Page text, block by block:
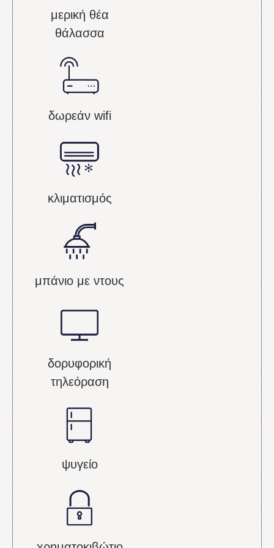
Superior Room
Deluxe Room
μερική θέα
θάλασσα
δωρεάν wifi
κλιματισμός
μπάνιο με ντους
δορυφορική
τηλεόραση
ψυγείο